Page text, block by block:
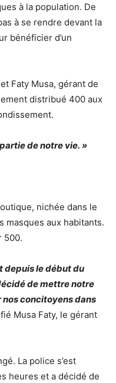
à la population. De
à se rendre devant la
bénéficier d’un
Faty Musa, gérant de
distribué 400 aux
de notre vie. »
nichée dans le
masques aux habitants.
500.
depuis le début du
de mettre notre
nos concitoyens dans
Musa Faty, le gérant
La police s’est
heures et a décidé de